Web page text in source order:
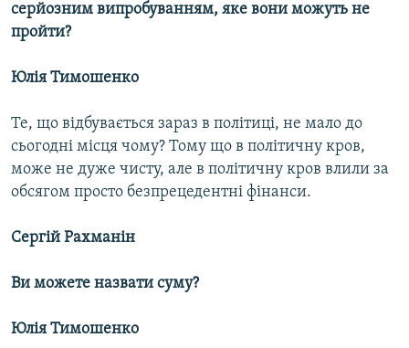
серйозним випробуванням, яке вони можуть не
пройти?
Юлія Тимошенко
Те, що відбувається зараз в політиці, не мало до
сьогодні місця чому? Тому що в політичну кров,
може не дуже чисту, але в політичну кров влили за
обсягом просто безпрецедентні фінанси.
Сергій Рахманін
Ви можете назвати суму?
Юлія Тимошенко